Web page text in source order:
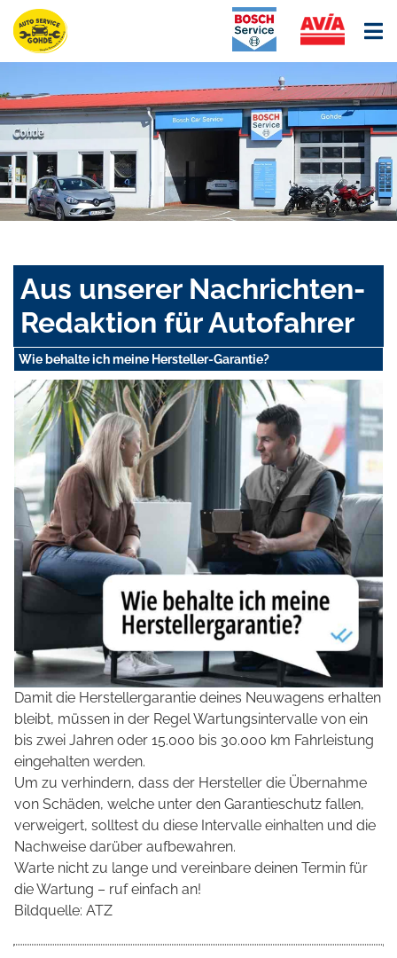
Aus unserer Nachrichten-
Redaktion für Autofahrer
Wie behalte ich meine Hersteller-Garantie?
Damit die Herstellergarantie deines Neuwagens erhalten
bleibt, müssen in der Regel Wartungsintervalle von ein
bis zwei Jahren oder 15.000 bis 30.000 km Fahrleistung
eingehalten werden.
Um zu verhindern, dass der Hersteller die Übernahme
von Schäden, welche unter den Garantieschutz fallen,
verweigert, solltest du diese Intervalle einhalten und die
Nachweise darüber aufbewahren.
Warte nicht zu lange und vereinbare deinen Termin für
die Wartung – ruf einfach an!
Bildquelle: ATZ